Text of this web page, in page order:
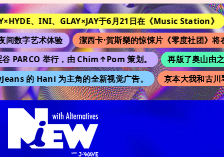
、INI、GLAY×JAY于6月21日在《Music Station》
改
艺术体验
潔西卡·賀斯樂的惊悚片《零度社团》将在日
举行，由 Chim↑Pom 策划。
再版了奥山由之
的 Hani 为主角的全新视觉广告。
京本大我和古川琴